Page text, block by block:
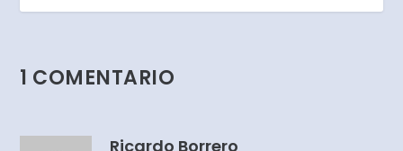
1 COMENTARIO
Ricardo Borrero